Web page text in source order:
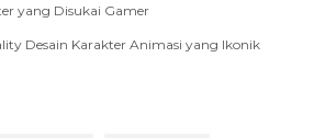
yang Disukai Gamer
Desain Karakter Animasi yang Ikonik